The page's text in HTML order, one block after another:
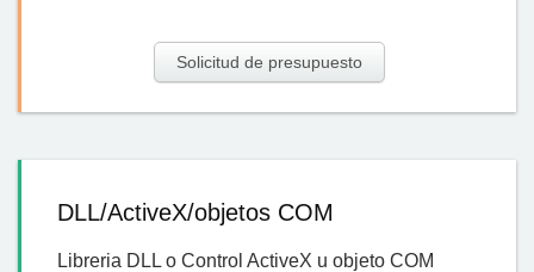
Solicitud de presupuesto
DLL/ActiveX/objetos COM
Libreria DLL o Control ActiveX u objeto COM